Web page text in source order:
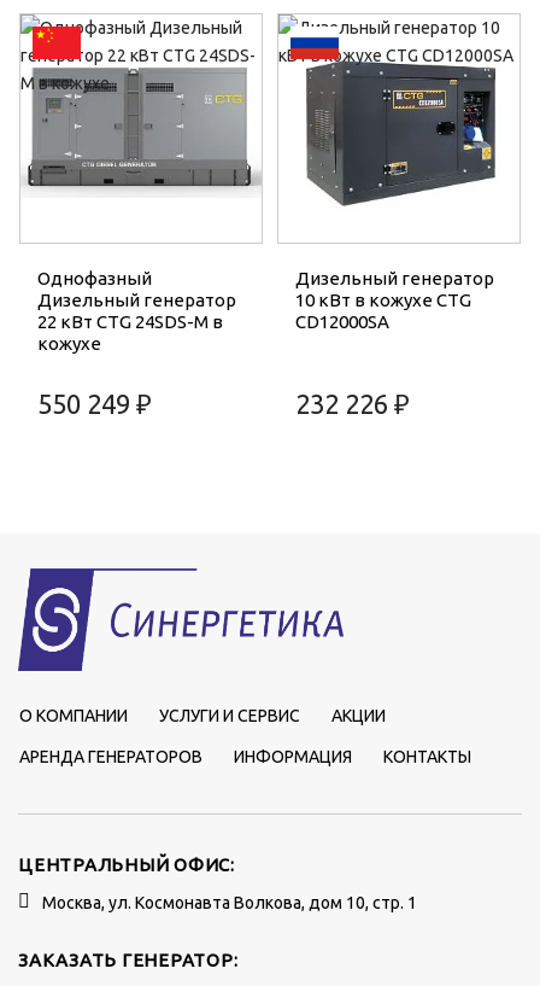
Однофазный
Дизельный генератор
22 кВт CTG 24SDS-M в
кожухе
550 249 ₽
Дизельный генератор
10 кВт в кожухе CTG
CD12000SA
232 226 ₽
О КОМПАНИИ УСЛУГИ И СЕРВИС АКЦИИ
АРЕНДА ГЕНЕРАТОРОВ ИНФОРМАЦИЯ КОНТАКТЫ
ЦЕНТРАЛЬНЫЙ ОФИС:
Москва, ул. Космонавта Волкова, дом 10, стр. 1
ЗАКАЗАТЬ ГЕНЕРАТОР: